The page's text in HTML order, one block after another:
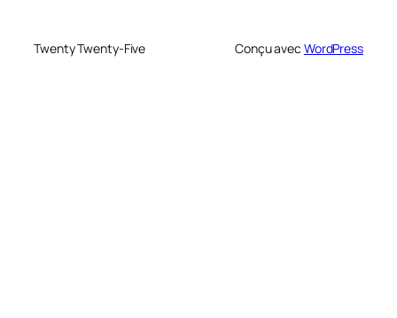
Twenty Twenty-Five Conçu avec WordPress